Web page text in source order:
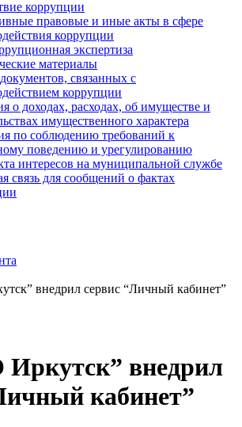
внедрил
кабинет”
коррупции
правовые и иные акты в сфере
коррупции
экспертиза
материалы
связанных с
коррупции
о доходах, расходах, об имуществе и
имущественного характера
по соблюдению требований к
поведению и урегулированию
интересов на муниципальной службе
связь для сообщений о фактах
внедрил сервис “Личный кабинет”